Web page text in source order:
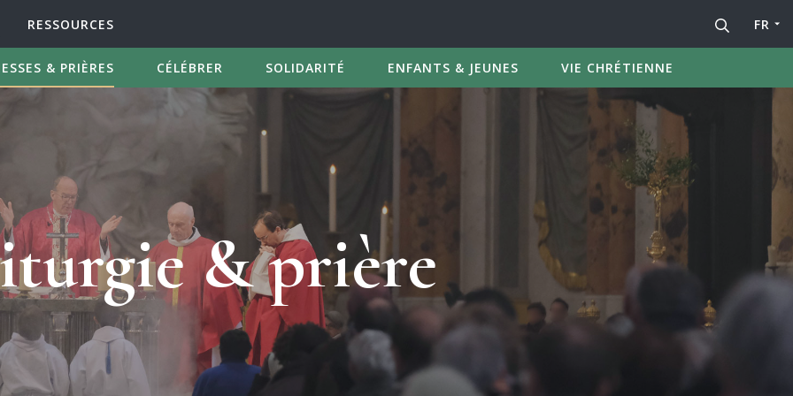
RESSOURCES FR
& PRIÈRES CÉLÉBRER SOLIDARITÉ ENFANTS & JEUNES VIE CHRÉTIENNE
& prière